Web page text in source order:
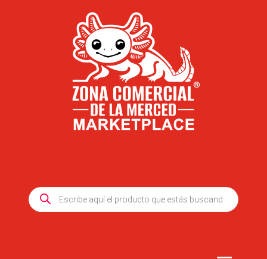
Products
search